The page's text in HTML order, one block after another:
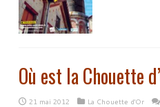
Où est la Chouette
21 mai 2012 La Chouette d'Or